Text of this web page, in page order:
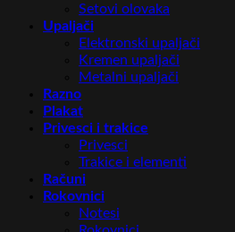
Setovi olovaka
Upaljači
Elektronski upaljači
Kremen upaljači
Metalni upaljači
Razno
Plakat
Privesci i trakice
Privesci
Trakice i elementi
Računi
Rokovnici
Notesi